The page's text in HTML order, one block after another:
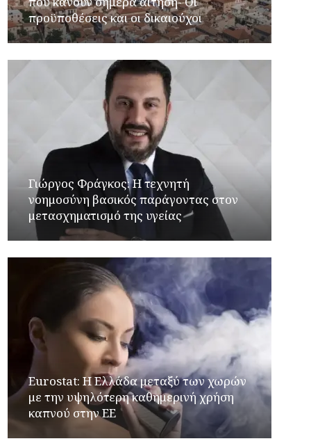
προϋποθέσεις και οι δικαιούχοι
Γιώργος Φράγκος: Η τεχνητή
νοημοσύνη βασικός παράγοντας στον
μετασχηματισμό της υγείας
Eurostat: Η Ελλάδα μεταξύ των χωρών
με την υψηλότερη καθημερινή χρήση
καπνού στην ΕΕ